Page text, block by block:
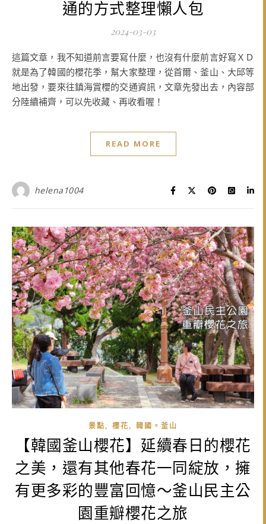
通的方式整理懶人包
2024-03-03
這篇文章，我不知道前言要寫什麼，也沒有什麼前言好寫ＸＤ
就是為了韓國的櫻花季，幫大家整理，從首爾、釜山、大邱等
地出發，要來往鎮海賞櫻的交通資訊，文章先發出去，內容部
分陸續補齊，可以先收藏、再收看喔！
READ MORE
helena1004
景點, 櫻花, 韓國。釜山
【韓國釜山櫻花】延續春日的櫻花
之美，還有其他春花一同綻放，擁
有更多彩的豐富回憶～釜山民主公
園重瓣櫻花之旅